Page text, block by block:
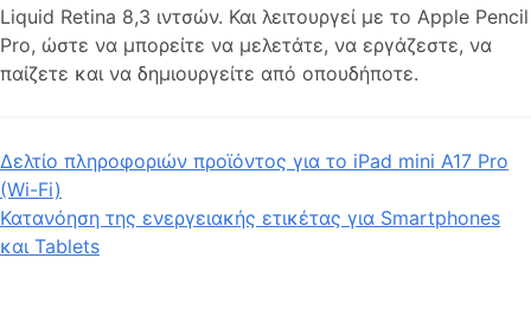
Liquid Retina 8,3 ιντσών. Και λειτουργεί με το Apple Pencil
Pro, ώστε να μπορείτε να μελετάτε, να εργάζεστε, να
παίζετε και να δημιουργείτε από οπουδήποτε.
Δελτίο πληροφοριών προϊόντος για το iPad mini A17 Pro
(Wi-Fi)
Κατανόηση της ενεργειακής ετικέτας για Smartphones
και Tablets